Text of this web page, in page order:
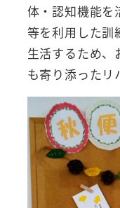
体・認知機能を
等を利用した訓
生活するため、
も寄り添ったリ